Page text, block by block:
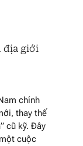
địa giới
chính
thay thế
cũ kỹ. Đây
cuộc